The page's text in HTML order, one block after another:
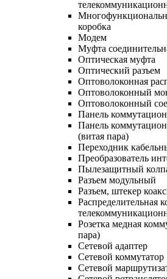
коробка
Модем
Муфта
Оптическая муфта
Оптический разъем
Оптоволоконная
Оптоволоконный
Оптоволоконный
Панель
Панель
(витая пара)
Переходник
Преобразователь
Пылезащитный
Разъем модульный
Разъем, штекер
Распределительная
Розетка медная
пара)
Сетевой адаптер
Сетевой коммутатор
Сетевой